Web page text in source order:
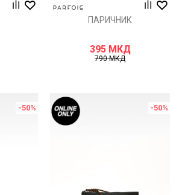
ПАРИЧНИК
395 МКД
790МКД
-50% -50%